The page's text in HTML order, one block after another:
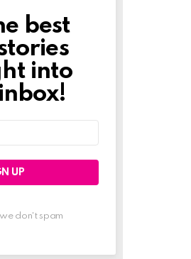
best
into
don't spam